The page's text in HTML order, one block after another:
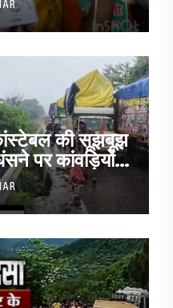
की सूझबूझ
पर कांवड़ियों